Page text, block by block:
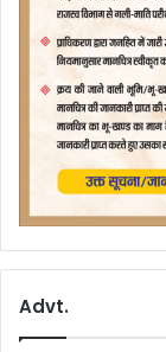
Advt.